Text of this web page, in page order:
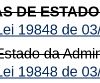
DE
19848 de
da
19848 de